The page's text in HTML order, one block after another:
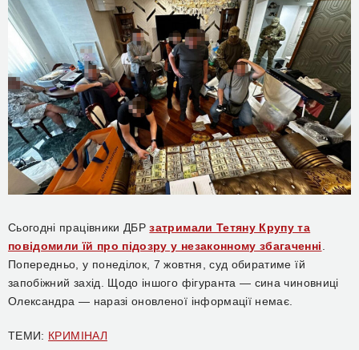
Сьогодні працівники ДБРзатримали Тетяну Крупу та
повідомили їй про підозру у незаконному збагаченні.
Попередньо, у понеділок, 7 жовтня, суд обиратиме їй
запобіжний захід. Щодо іншого фігуранта — сина чиновниці
Олександра — наразі оновленої інформації немає.
ТЕМИ: КРИМІНАЛ